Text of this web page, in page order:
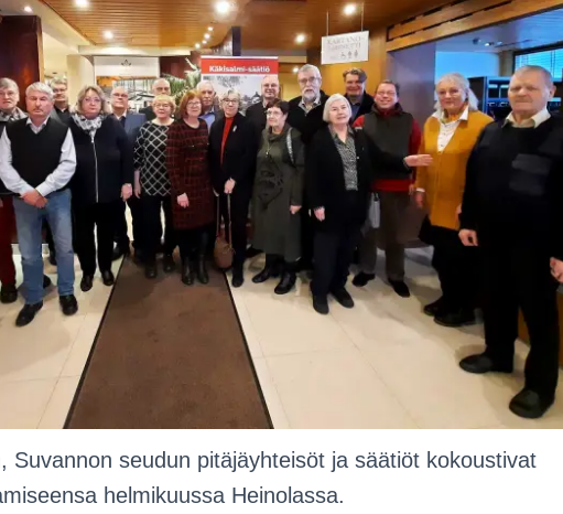
Suvannon seudun pitäjäyhteisöt ja säätiöt kokoustivat
helmikuussa Heinolassa.